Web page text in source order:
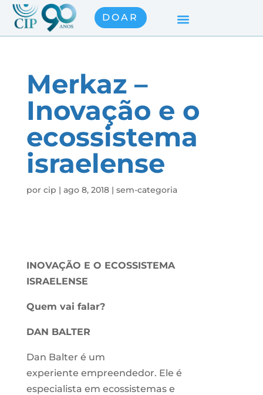
DOAR
Merkaz –
Inovação e o
ecossistema
israelense
por cip | ago 8, 2018| sem-categoria
INOVAÇÃO E O ECOSSISTEMA
ISRAELENSE
Quem vai falar?
DAN BALTER
Dan Balter é um
experiente empreendedor. Ele é
especialista em ecossistemas e